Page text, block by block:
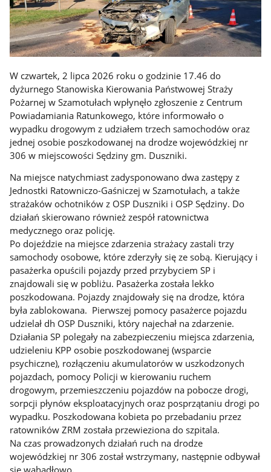
W czwartek, 2 lipca 2026 roku o godzinie 17.46 do
dyżurnego Stanowiska Kierowania Państwowej Straży
Pożarnej w Szamotułach wpłynęło zgłoszenie z Centrum
Powiadamiania Ratunkowego, które informowało o
wypadku drogowym z udziałem trzech samochodów oraz
jednej osobie poszkodowanej na drodze wojewódzkiej nr
306 w miejscowości Sędziny gm. Duszniki.
Na miejsce natychmiast zadysponowano dwa zastępy z
Jednostki Ratowniczo-Gaśniczej w Szamotułach, a także
strażaków ochotników z OSP Duszniki i OSP Sędziny. Do
działań skierowano również zespół ratownictwa
medycznego oraz policję.
Po dojeździe na miejsce zdarzenia strażacy zastali trzy
samochody osobowe, które zderzyły się ze sobą. Kierujący i
pasażerka opuścili pojazdy przed przybyciem SP i
znajdowali się w pobliżu. Pasażerka została lekko
poszkodowana. Pojazdy znajdowały się na drodze, która
była zablokowana. Pierwszej pomocy pasażerce pojazdu
udzielał dh OSP Duszniki, który najechał na zdarzenie.
Działania SP polegały na zabezpieczeniu miejsca zdarzenia,
udzieleniu KPP osobie poszkodowanej (wsparcie
psychiczne), rozłączeniu akumulatorów w uszkodzonych
pojazdach, pomocy Policji w kierowaniu ruchem
drogowym, przemieszczeniu pojazdów na pobocze drogi,
sorpcji płynów eksploatacyjnych oraz posprzątaniu drogi po
wypadku. Poszkodowana kobieta po przebadaniu przez
ratowników ZRM została przewieziona do szpitala.
Na czas prowadzonych działań ruch na drodze
wojewódzkiej nr 306 został wstrzymany, następnie odbywał